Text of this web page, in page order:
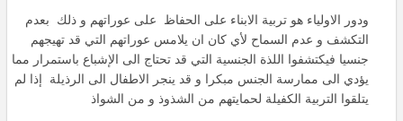
ودور الاولياء هو تربية الابناء على الحفاظ على عوراتهم و ذلك بعدم
التكشف و عدم السماح لأي كان ان يلامس عوراتهم التي قد تهيجهم
جنسيا فيكتشفوا اللذة الجنسية التي قد تحتاج الى الإشباع باستمرار مما
يؤدي الى ممارسة الجنس مبكرا و قد ينجر الاطفال الى الرذيلة إذا لم
يتلقوا التربية الكفيلة لحمايتهم من الشذوذ و من الشواذ